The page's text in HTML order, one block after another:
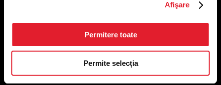
Afişare
Permitere toate
Permite selecția
RO6645790, J40/24660/1994, Rev. Caen (2) 5610 -
Adresă sediu: Bucureşti Sectorul 1, Calea Dorobanţilor, Nr.